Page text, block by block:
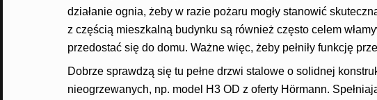
działanie ognia, żeby w razie pożaru mogły stanowić
z częścią mieszkalną budynku są również często celem
przedostać się do domu. Ważne więc, żeby pełniły funkcję
Dobrze sprawdzą się tu pełne drzwi stalowe o solidnej
nieogrzewanych, np. model H3 OD z oferty Hörmann.